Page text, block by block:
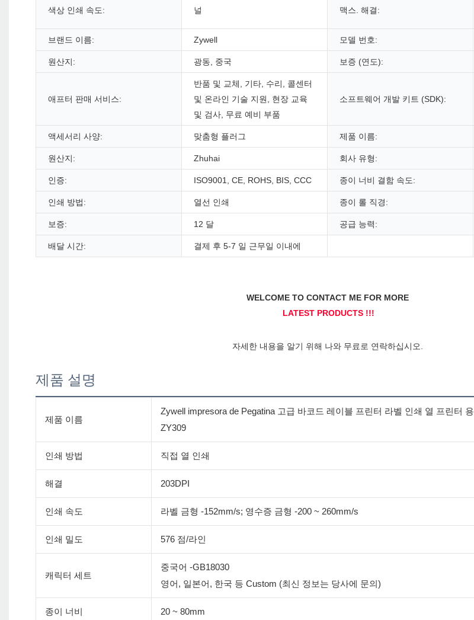
색상 인쇄 속도: 널 맥스. 해결:
브랜드 이름: Zywell 모델 번호:
원산지: 광동, 중국 보증 (연도):
애프터 판매 서비스:
반품 및 교체, 기타, 수리, 콜센터
및 온라인 기술 지원, 현장 교육
및 검사, 무료 예비 부품
소프트웨어 개발 키트 (SDK):
액세서리 사양: 맞춤형 플러그 제품 이름:
원산지: Zhuhai 회사 유형:
인증: ISO9001, CE, ROHS, BIS, CCC 종이 너비 결함 속도:
인쇄 방법: 열선 인쇄 종이 롤 직경:
보증: 12 달 공급 능력:
배달 시간: 결제 후 5-7 일 근무일 이내에
제품 설명
제품 이름
Zywell impresora de Pegatina 고급 바코드 레이블 프린터 라벨 인쇄 열 프린터 용
ZY309
인쇄 방법 직접 열 인쇄
해결 203DPI
인쇄 속도 라벨 금형 -152mm/s; 영수증 금형 -200 ~ 260mm/s
인쇄 밀도 576 점/라인
캐릭터 세트
중국어 -GB18030
영어, 일본어, 한국 등 Custom (최신 정보는 당사에 문의)
종이 너비 20 ~ 80mm